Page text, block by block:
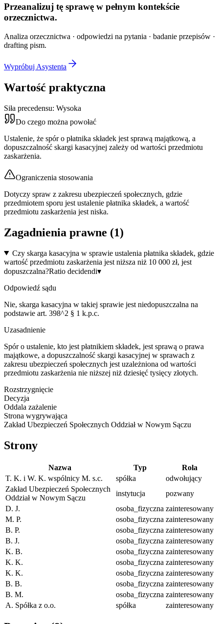
Przeanalizuj tę sprawę w pełnym kontekście
orzecznictwa.
Analiza orzecznictwa · odpowiedzi na pytania · badanie przepisów ·
drafting pism.
Wypróbuj Asystenta
Wartość praktyczna
Siła precedensu: Wysoka
Do czego można powołać
Ustalenie, że spór o płatnika składek jest sprawą majątkową, a
dopuszczalność skargi kasacyjnej zależy od wartości przedmiotu
zaskarżenia.
Ograniczenia stosowania
Dotyczy spraw z zakresu ubezpieczeń społecznych, gdzie
przedmiotem sporu jest ustalenie płatnika składek, a wartość
przedmiotu zaskarżenia jest niska.
Zagadnienia prawne (1)
Czy skarga kasacyjna w sprawie ustalenia płatnika składek, gdzie
wartość przedmiotu zaskarżenia jest niższa niż 10 000 zł, jest
dopuszczalna?Ratio decidendi▾
Odpowiedź sądu
Nie, skarga kasacyjna w takiej sprawie jest niedopuszczalna na
podstawie art. 398^2 § 1 k.p.c.
Uzasadnienie
Spór o ustalenie, kto jest płatnikiem składek, jest sprawą o prawa
majątkowe, a dopuszczalność skargi kasacyjnej w sprawach z
zakresu ubezpieczeń społecznych jest uzależniona od wartości
przedmiotu zaskarżenia nie niższej niż dziesięć tysięcy złotych.
Rozstrzygnięcie
Decyzja
Oddala zażalenie
Strona wygrywająca
Zakład Ubezpieczeń Społecznych Oddział w Nowym Sączu
Strony
Nazwa Typ
Rola
T. K. i W. K. wspólnicy M. s.c.
spółka
odwołujący
Zakład Ubezpieczeń Społecznych
Oddział w Nowym Sączu
instytucja
pozwany
D. J.
osoba_fizyczna zainteresowany
M. P.
osoba_fizyczna zainteresowany
B. P.
osoba_fizyczna zainteresowany
B. J.
osoba_fizyczna zainteresowany
K. B.
osoba_fizyczna zainteresowany
K. K.
osoba_fizyczna zainteresowany
K. K.
osoba_fizyczna zainteresowany
B. B.
osoba_fizyczna zainteresowany
B. M.
osoba_fizyczna zainteresowany
A. Spółka z o.o.
spółka zainteresowany